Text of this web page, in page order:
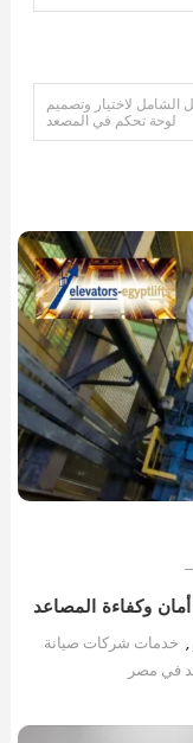
الشامل لاختيار وتصميم
لوحة تحكم في المصعد
وكفاءة المصاعد
, خدمات شركات صيانة
في مصر